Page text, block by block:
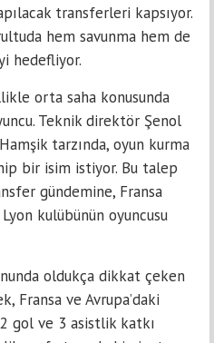
transferleri kapsıyor.
hem savunma hem de
hedefliyor.
orta saha konusunda
Teknik direktör Şenol
tarzında, oyun kurma
bir isim istiyor. Bu talep
gündemine, Fransa
kulübünün oyuncusu
oldukça dikkat çeken
Fransa ve Avrupa’daki
gol ve 3 asistlik katkı